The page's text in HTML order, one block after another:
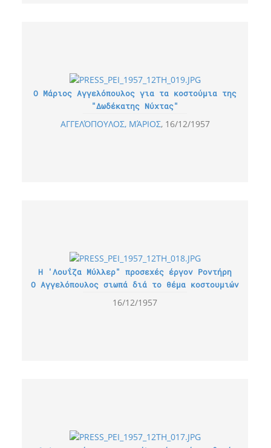
Ο Μάριος Αγγελόπουλος για τα κοστούμια της
"Δωδέκατης Νύχτας"
ΑΓΓΕΛΌΠΟΥΛΟΣ, ΜΆΡΙΟΣ 16/12/1957
Η 'Λουΐζα Μύλλερ" προσεχές έργον Ροντήρη
Ο Αγγελόπουλος σιωπά διά το θέμα κοστουμιών
16/12/1957